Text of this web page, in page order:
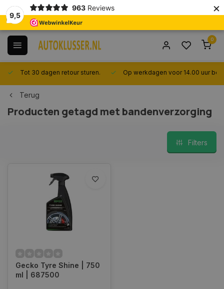
9,5
963 Reviews ×
0
Tot 30 dagen retour sturen. Op werkdagen voor 14.00 uur
Terug
Producten getagd met bandenverzorging
Filters
Gecko Tyre Shine | 750
ml | 687500